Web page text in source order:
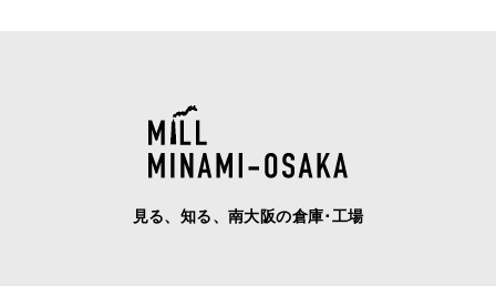
見る、知る、南大阪の倉庫･工場